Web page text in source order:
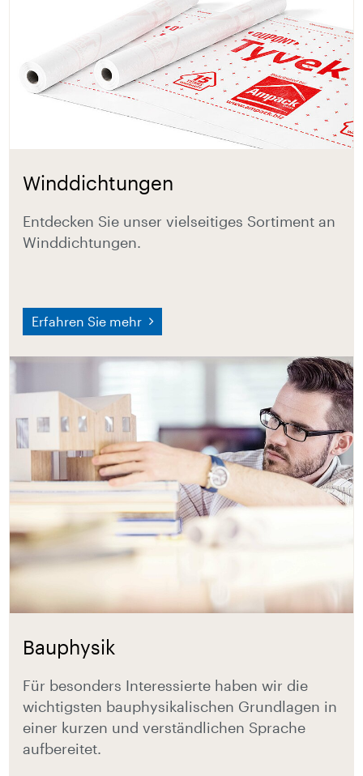
Winddichtungen
Entdecken Sie unser vielseitiges Sortiment an
Winddichtungen.
Erfahren Sie mehr
Bauphysik
Für besonders Interessierte haben wir die
wichtigsten bauphysikalischen Grundlagen in
einer kurzen und verständlichen Sprache
aufbereitet.